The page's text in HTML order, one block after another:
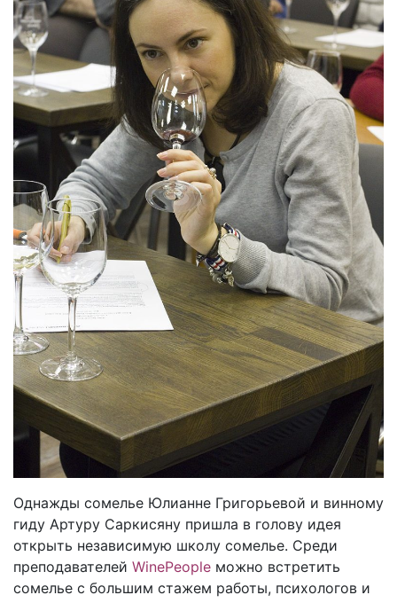
Однажды сомелье Юлианне Григорьевой и винному
гиду Артуру Саркисяну пришла в голову идея
открыть независимую школу сомелье. Среди
преподавателей WinePeople можно встретить
сомелье c большим стажем работы, психологов и